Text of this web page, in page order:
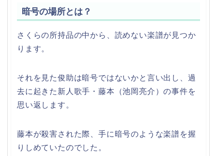
暗号の場所とは？
さくらの所持品の中から、読めない楽譜が見つか
ります。
それを見た俊助は暗号ではないかと言い出し、過
去に起きた新人歌手・藤本（池岡亮介）の事件を
思い返します。
藤本が殺害された際、手に暗号のような楽譜を握
りしめていたのでした。